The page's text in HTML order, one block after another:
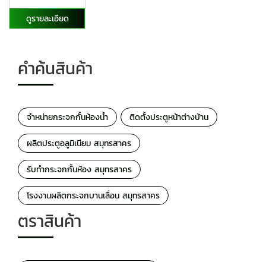
ดูรายละเอียด
คำค้นสินค้า
จำหน่ายกระจกกั้นห้องน้ำ ติดตั้งประตูหน้าต่างบ้าน
ผลิตประตูอลูมิเนียม สมุทรสาคร
รับทำกระจกกั้นห้อง สมุทรสาคร
โรงงานผลิตกระจกบานเลื่อน สมุทรสาคร
ตราสินค้า